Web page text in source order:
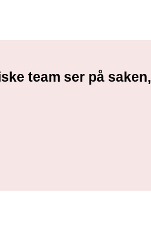
team ser på saken,